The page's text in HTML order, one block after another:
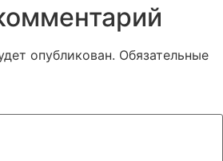
опубликован. Обязательные